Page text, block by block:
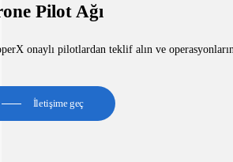
Pilot Ağı
onaylı pilotlardan teklif alın ve
İletişime geç